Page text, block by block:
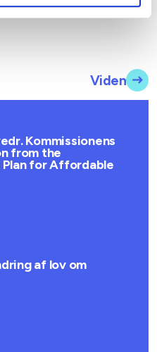
Viden
Kommissionens
from the
for Affordable
af lov om